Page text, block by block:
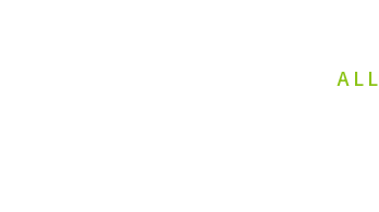
ALL